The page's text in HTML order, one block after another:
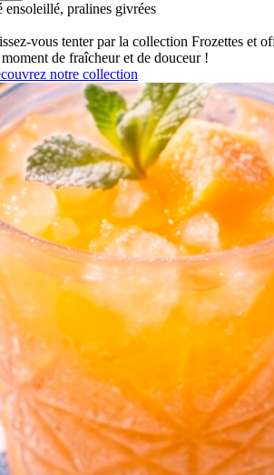
ensoleillé, pralines givrées
vous tenter par la collection Frozettes et
de fraîcheur et de douceur !
notre collection